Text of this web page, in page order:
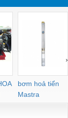
bơm hoả tiển
Mastra
›